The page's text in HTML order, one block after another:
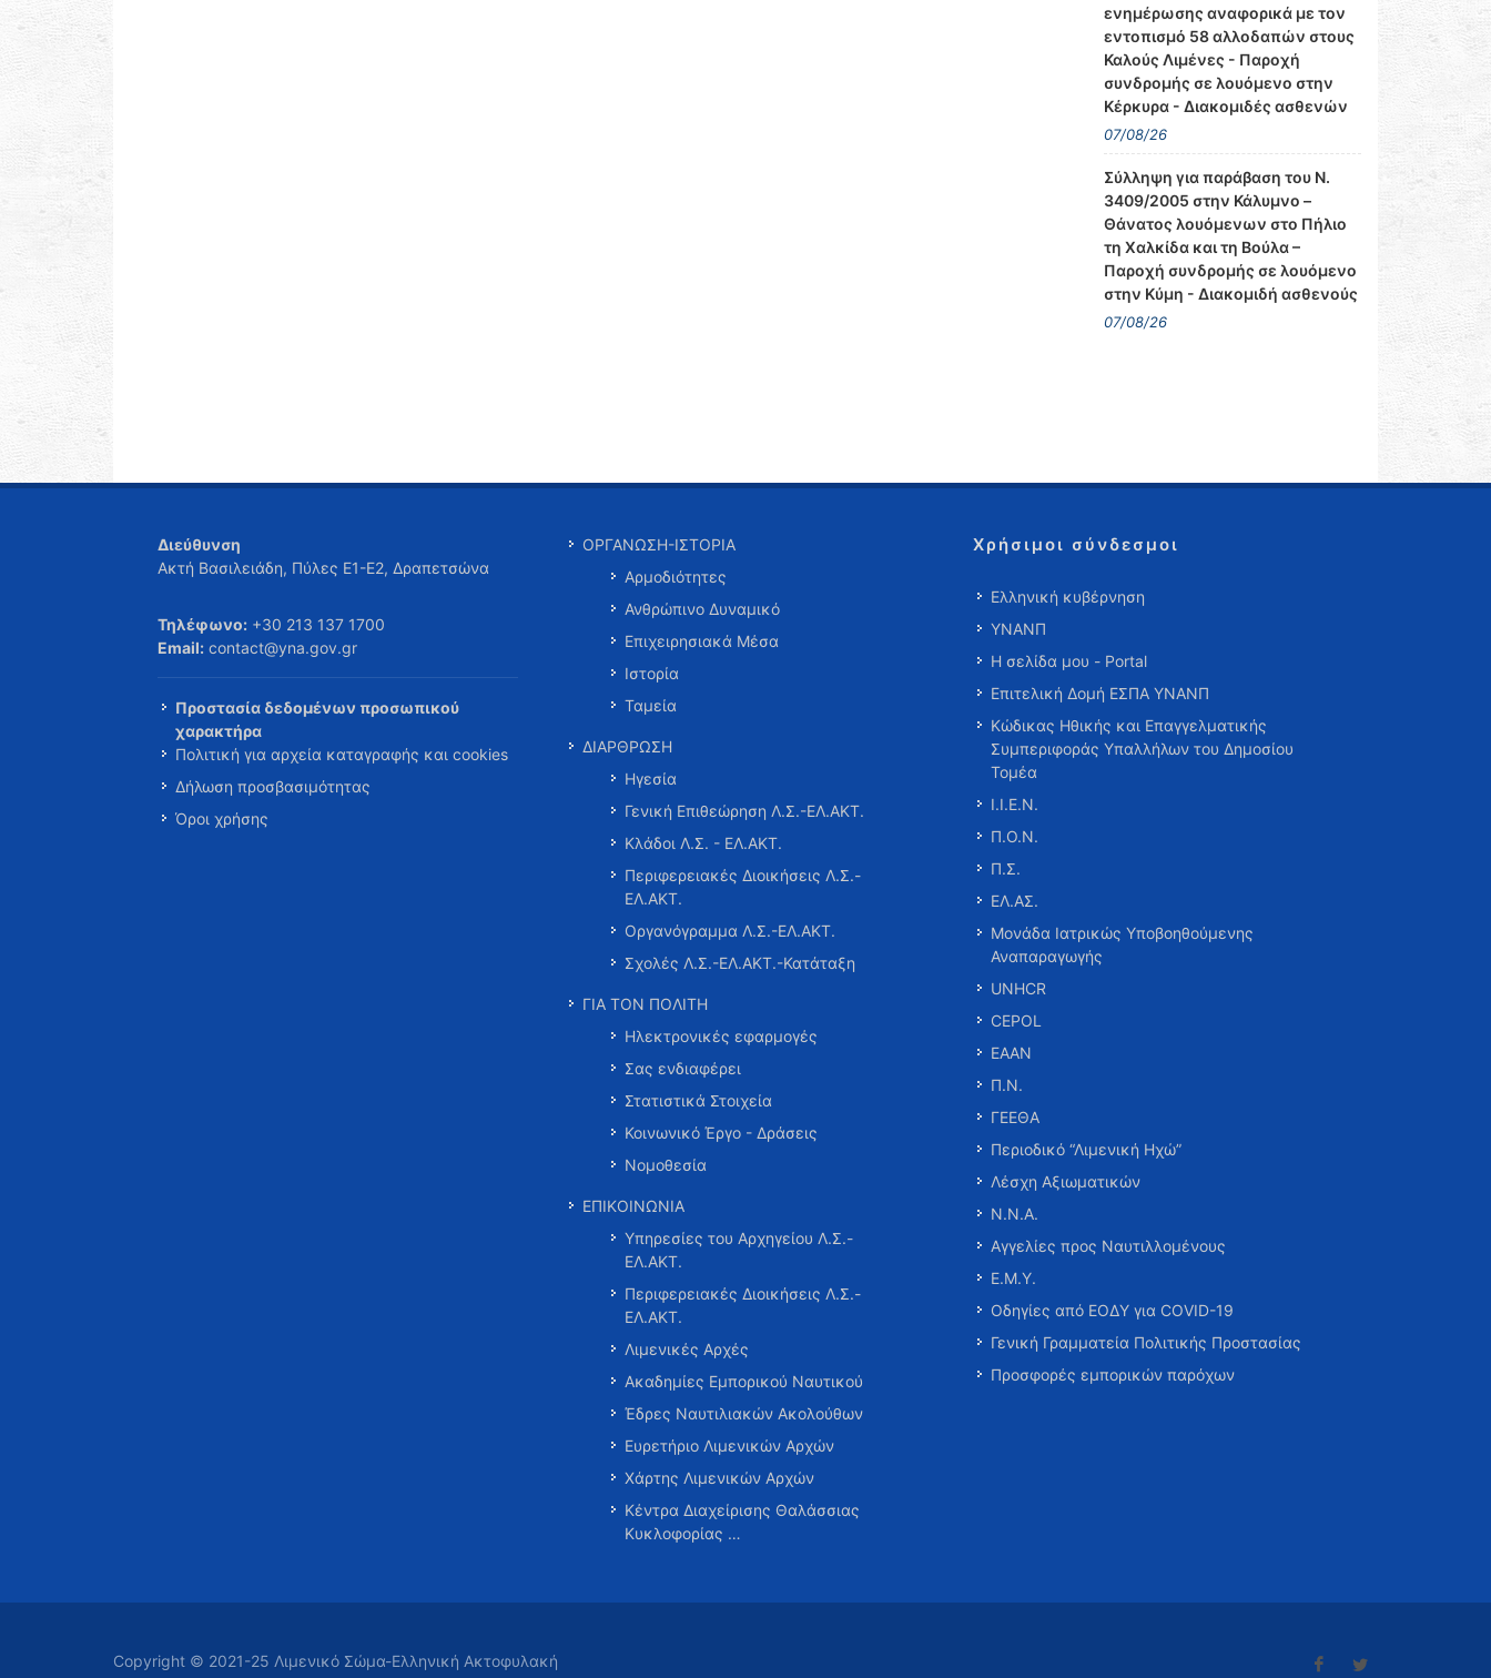
ενημέρωσης αναφορικά με τον
εντοπισμό 58 αλλοδαπών στους
Καλούς Λιμένες - Παροχή
συνδρομής σε λουόμενο στην
Κέρκυρα - Διακομιδές ασθενών
07/08/26
Σύλληψη για παράβαση του Ν.
3409/2005 στην Κάλυμνο –
Θάνατος λουόμενων στο Πήλιο
τη Χαλκίδα και τη Βούλα –
Παροχή συνδρομής σε λουόμενο
στην Κύμη - Διακομιδή ασθενούς
07/08/26
Διεύθυνση
Ακτή Βασιλειάδη, Πύλες Ε1-Ε2, Δραπετσώνα
Τηλέφωνο: +30 213 137 1700
Email: contact@yna.gov.gr
Προστασία δεδομένων προσωπικού
χαρακτήρα
Πολιτική για αρχεία καταγραφής και cookies
Δήλωση προσβασιμότητας
Όροι χρήσης
ΟΡΓΑΝΩΣΗ-ΙΣΤΟΡΙΑ
Αρμοδιότητες
Ανθρώπινο Δυναμικό
Επιχειρησιακά Μέσα
Ιστορία
Ταμεία
ΔΙΑΡΘΡΩΣΗ
Ηγεσία
Γενική Επιθεώρηση Λ.Σ.-ΕΛ.ΑΚΤ.
Κλάδοι Λ.Σ. - ΕΛ.ΑΚΤ.
Περιφερειακές Διοικήσεις Λ.Σ.-
ΕΛ.ΑΚΤ.
Οργανόγραμμα Λ.Σ.-ΕΛ.ΑΚΤ.
Σχολές Λ.Σ.-ΕΛ.ΑΚΤ.-Κατάταξη
ΓΙΑ ΤΟΝ ΠΟΛΙΤΗ
Ηλεκτρονικές εφαρμογές
Σας ενδιαφέρει
Στατιστικά Στοιχεία
Κοινωνικό Έργο - Δράσεις
Νομοθεσία
ΕΠΙΚΟΙΝΩΝΙΑ
Υπηρεσίες του Αρχηγείου Λ.Σ.-
ΕΛ.ΑΚΤ.
Περιφερειακές Διοικήσεις Λ.Σ.-
ΕΛ.ΑΚΤ.
Λιμενικές Αρχές
Ακαδημίες Εμπορικού Ναυτικού
Έδρες Ναυτιλιακών Ακολούθων
Ευρετήριο Λιμενικών Αρχών
Χάρτης Λιμενικών Αρχών
Κέντρα Διαχείρισης Θαλάσσιας
Κυκλοφορίας …
Χρήσιμοι σύνδεσμοι
Ελληνική κυβέρνηση
ΥΝΑΝΠ
Η σελίδα μου - Portal
Επιτελική Δομή ΕΣΠΑ ΥΝΑΝΠ
Κώδικας Ηθικής και Επαγγελματικής
Συμπεριφοράς Υπαλλήλων του Δημοσίου
Τομέα
Ι.Ι.Ε.Ν.
Π.Ο.Ν.
Π.Σ.
ΕΛ.ΑΣ.
Μονάδα Ιατρικώς Υποβοηθούμενης
Αναπαραγωγής
UNHCR
CEPOL
ΕΑΑΝ
Π.Ν.
ΓΕΕΘΑ
Περιοδικό “Λιμενική Ηχώ”
Λέσχη Αξιωματικών
Ν.Ν.Α.
Αγγελίες προς Ναυτιλλομένους
Ε.Μ.Υ.
Οδηγίες από ΕΟΔΥ για COVID-19
Γενική Γραμματεία Πολιτικής Προστασίας
Προσφορές εμπορικών παρόχων
Copyright © 2021-25 Λιμενικό Σώμα-Ελληνική Ακτοφυλακή